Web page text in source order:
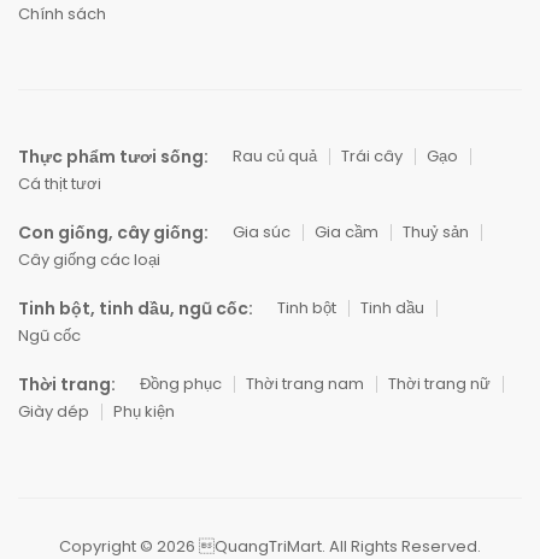
Chính sách
Thực phẩm tươi sống: Rau củ quả Trái cây
Gạo
Cá thịt tươi
Con giống, cây giống: Gia súc Gia cầm
Thuỷ sản
Cây giống các loại
Tinh bột, tinh dầu, ngũ cốc: Tinh bột
Tinh dầu
Ngũ cốc
Thời trang: Đồng phục Thời trang nam
Thời trang nữ
Giày dép
Phụ kiện
Copyright © 2026 QuangTriMart. All Rights Reserved.